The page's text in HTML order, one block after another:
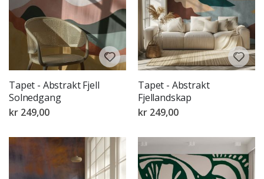
Tapet - Abstrakt Fjell
Solnedgang
kr 249,00
Tapet - Abstrakt
Fjellandskap
kr 249,00